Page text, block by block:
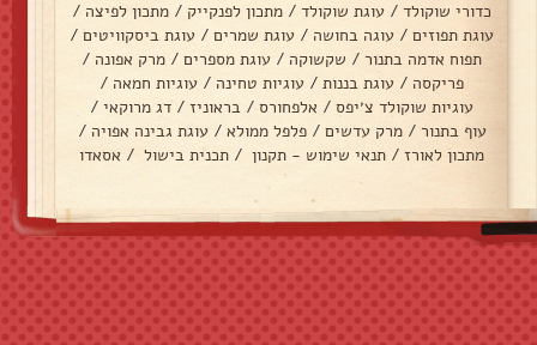
כדורי שוקולד / עוגת שוקולד / מתכון לפנקייק / מתכון לפיצה /
עוגת תפוזים / עוגה בחושה / עוגת שמרים / עוגת ביסקוויטים /
תפוח אדמה בתנור / שקשוקה / עוגת מספרים / מרק אפונה /
פריקסה / עוגת בננות / עוגיות טחינה / עוגיות חמאה /
עוגיות שוקולד צ׳יפס / אלפחורס / בראוניז / דג מרוקאי /
עוף בתנור / מרק עדשים / פלפל ממולא / עוגת גבינה אפויה /
מתכון לאורז / תנאי שימוש - תקנון / תכנית בישול / אסאדו